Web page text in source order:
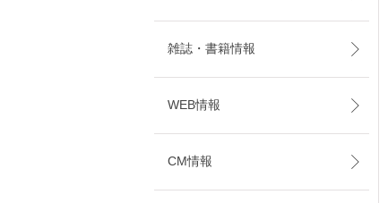
雑誌・書籍情報
WEB情報
CM情報